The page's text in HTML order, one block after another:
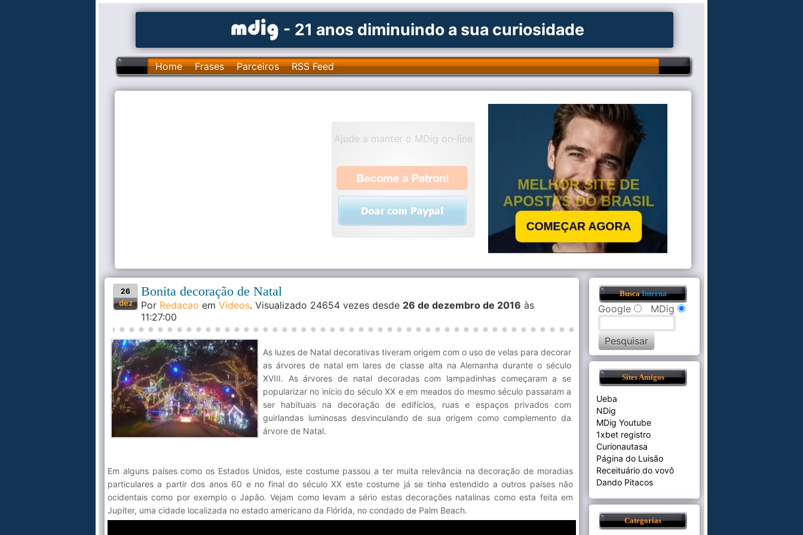
- 21 anos diminuindo a sua curiosidade
Home Frases Parceiros RSS Feed
Ajude a manter o MDig on-line
.
26
dez
Bonita decoração de Natal
Por Redacao em Vídeos. Visualizado 24654 vezes desde 26 de dezembro de 2016 às
11:27:00
As luzes de Natal decorativas tiveram origem com o uso de velas para decorar
as árvores de natal em lares de classe alta na Alemanha durante o século
XVIII. As árvores de natal decoradas com lampadinhas começaram a se
popularizar no início do século XX e em meados do mesmo século passaram a
ser habituais na decoração de edifícios, ruas e espaços privados com
guirlandas luminosas desvinculando de sua origem como complemento da
árvore de Natal.
Em alguns países como os Estados Unidos, este costume passou a ter muita relevância na decoração de moradias
particulares a partir dos anos 60 e no final do século XX este costume já se tinha estendido a outros países não
ocidentais como por exemplo o Japão. Vejam como levam a sério estas decorações natalinas como esta feita em
Jupiter, uma cidade localizada no estado americano da Flórida, no condado de Palm Beach.
BuscaInterna
Google MDig
Sites Amigos
Ueba
NDig
MDig Youtube
1xbet registro
Curionautasa
Página do Luisão
Receituário do vovô
Dando Pitacos
Categorias